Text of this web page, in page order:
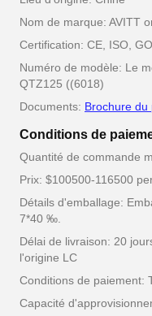
Nom de marque: AVITT
Certification: CE, ISO,
Numéro de modèle: Le
QTZ125 ((6018)
Documents: Brochure du
Conditions de
Quantité de commande
Prix: $100500-116500
Détails d'emballage:
7*40 ‰.
Délai de livraison: 20
l'origine LC
Conditions de paiement:
Capacité